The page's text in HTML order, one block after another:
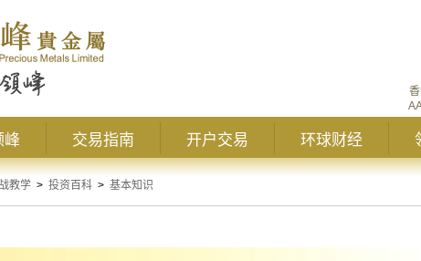
峰 交易指南 开户交易 环球财经
教学 > 投资百科 > 基本知识